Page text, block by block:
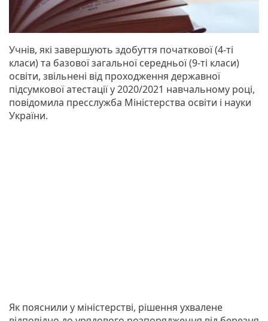
Учнів, які завершують здобуття початкової (4-ті
класи) та базової загальної середньої (9-ті класи)
освіти, звільнені від проходження державної
підсумкової атестації у 2020/2021 навчальному році,
повідомила пресслужба Міністерства освіти і науки
України.
Як пояснили у міністерстві, рішення ухвалене